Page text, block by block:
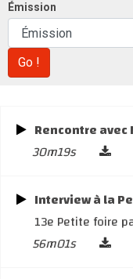
Émission
Go !
Rencontre avec
30m19s
Interview à la
13e Petite foire
56m01s